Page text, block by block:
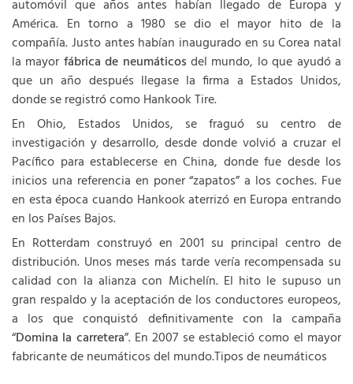
automóvil que años antes habían llegado de Europa y
América. En torno a 1980 se dio el mayor hito de la
compañía. Justo antes habían inaugurado en su Corea natal
la mayor fábrica de neumáticos del mundo, lo que ayudó a
que un año después llegase la firma a Estados Unidos,
donde se registró como Hankook Tire.
En Ohio, Estados Unidos, se fraguó su centro de
investigación y desarrollo, desde donde volvió a cruzar el
Pacífico para establecerse en China, donde fue desde los
inicios una referencia en poner “zapatos” a los coches. Fue
en esta época cuando Hankook aterrizó en Europa entrando
en los Países Bajos.
En Rotterdam construyó en 2001 su principal centro de
distribución. Unos meses más tarde vería recompensada su
calidad con la alianza con Michelín. El hito le supuso un
gran respaldo y la aceptación de los conductores europeos,
a los que conquistó definitivamente con la campaña
“Domina la carretera”. En 2007 se estableció como el mayor
fabricante de neumáticos del mundo.Tipos de neumáticos